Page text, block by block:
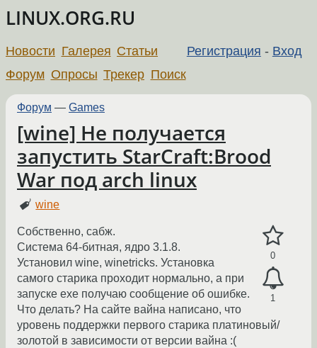
LINUX.ORG.RU
Регистрация - Вход
Новости Галерея Статьи
Форум Опросы Трекер Поиск
Форум — Games
[wine] Не получается
запустить StarCraft:Brood
War под arch linux
wine
0
1
Собственно, сабж.
Система 64-битная, ядро 3.1.8.
Установил wine, winetricks. Установка
самого старика проходит нормально, а при
запуске exe получаю сообщение об ошибке.
Что делать? На сайте вайна написано, что
уровень поддержки первого старика платиновый/
золотой в зависимости от версии вайна :(